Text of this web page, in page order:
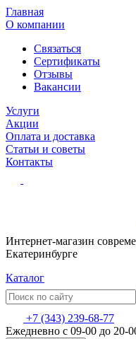
Главная
О компании
Связаться
Сертификаты
Отзывы
Вакансии
Услуги
Акции
Оплата и доставка
Статьи и советы
Контакты
Интернет-магазин
Екатеринбурге
Каталог
+7 (343) 239-68-77
Ежедневно с 09-00 до 20-